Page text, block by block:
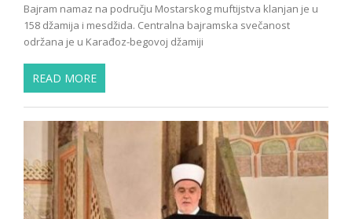
Bajram namaz na području Mostarskog muftijstva klanjan je u
158 džamija i mesdžida. Centralna bajramska svečanost
održana je u Karađoz-begovoj džamiji
READ MORE